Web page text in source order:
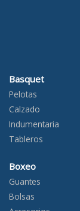
Basquet
Pelotas
Calzado
Indumentaria
Tableros
Boxeo
Guantes
Bolsas